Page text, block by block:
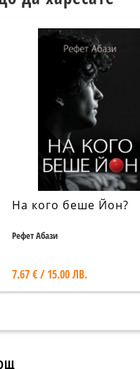
На кого беше Йон?
Рефет Абази
7.67 € / 15.00 ЛВ.